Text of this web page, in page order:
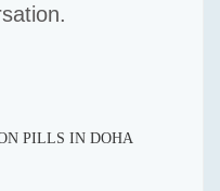
PILLS IN DOHA